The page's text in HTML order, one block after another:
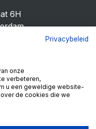
6H
Privacybeleid
onze
verbeteren,
u een geweldige website-
de cookies die we